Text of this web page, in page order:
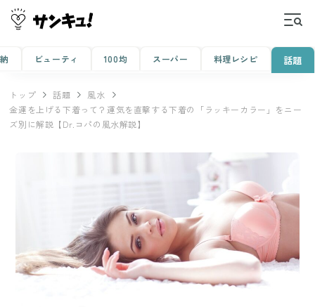
ビューティ 100均 スーパー 料理レシピ 話題
トップ 話題
風水
金運を上げる下着って？運気を直撃する下着の「ラッキーカラー」をニー
ズ別に解説【Dr.コパの風水解説】